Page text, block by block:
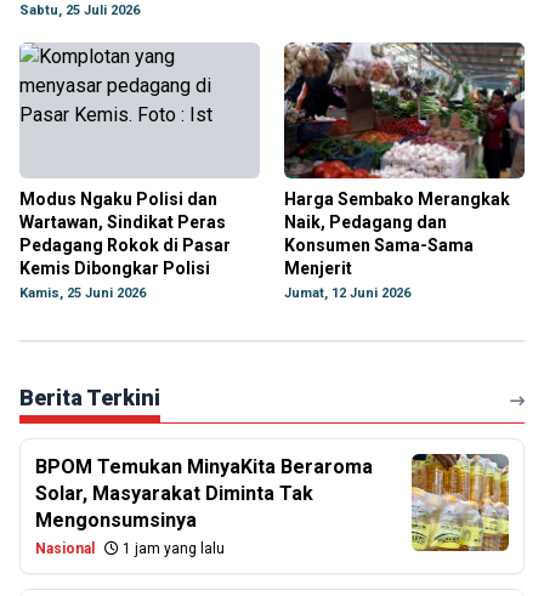
Sabtu, 25 Juli 2026
Modus Ngaku Polisi dan
Wartawan, Sindikat Peras
Pedagang Rokok di Pasar
Kemis Dibongkar Polisi
Kamis, 25 Juni 2026
Harga Sembako Merangkak
Naik, Pedagang dan
Konsumen Sama-Sama
Menjerit
Jumat, 12 Juni 2026
Berita Terkini
BPOM Temukan MinyaKita Beraroma
Solar, Masyarakat Diminta Tak
Mengonsumsinya
Nasional 1 jam yang lalu